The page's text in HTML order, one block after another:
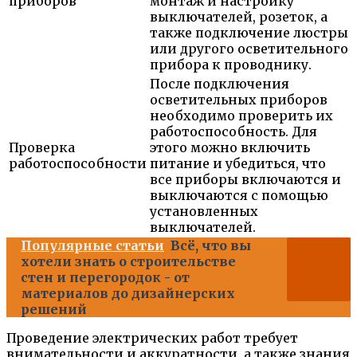
выключателей, розеток, а
также подключение люстры
или другого осветительного
прибора к проводнику.
Проверка
работоспособности
После подключения
осветительных приборов
необходимо проверить их
работоспособность. Для
этого можно включить
питание и убедиться, что
все приборы включаются и
выключаются с помощью
установленных
выключателей.
Популярные статьи Всё, что вы
хотели знать о строительстве
стен и перегородок - от
материалов до дизайнерских
решений
Проведение электрических работ требует
внимательности и аккуратности, а также знания